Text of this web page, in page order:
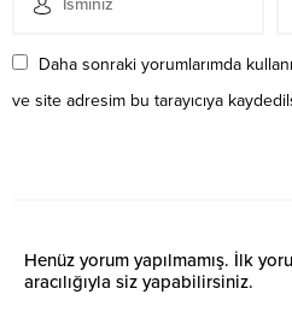
Daha sonraki yorumlarımda
ve site adresim bu tarayıcıya
Henüz yorum yapılmamış. İlk
aracılığıyla siz yapabilirsiniz.